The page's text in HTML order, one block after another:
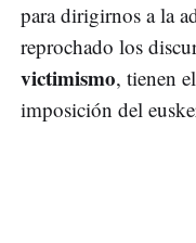
para dirigirnos a la
reprochado los
victimismo, tienen
imposición del